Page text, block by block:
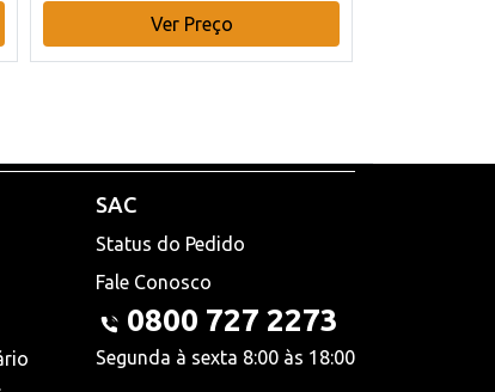
Ver Preço
SAC
Status do Pedido
Fale Conosco
0800 727 2273
Segunda à sexta 8:00 às 18:00